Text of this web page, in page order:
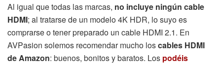
Al igual que todas las marcas, no incluye ningún cable
HDMI; al tratarse de un modelo 4K HDR, lo suyo es
comprarse o tener preparado un cable HDMI 2.1. En
AVPasion solemos recomendar mucho loscables HDMI
de Amazon: buenos, bonitos y baratos. Los podéis